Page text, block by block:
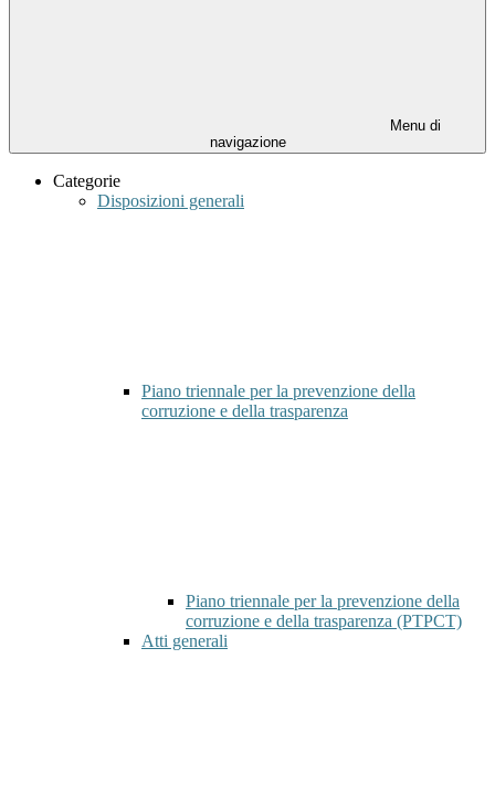
Menu di
navigazione
Categorie
Disposizioni generali
Piano triennale per la prevenzione della
corruzione e della trasparenza
Piano triennale per la prevenzione della
corruzione e della trasparenza (PTPCT)
Atti generali